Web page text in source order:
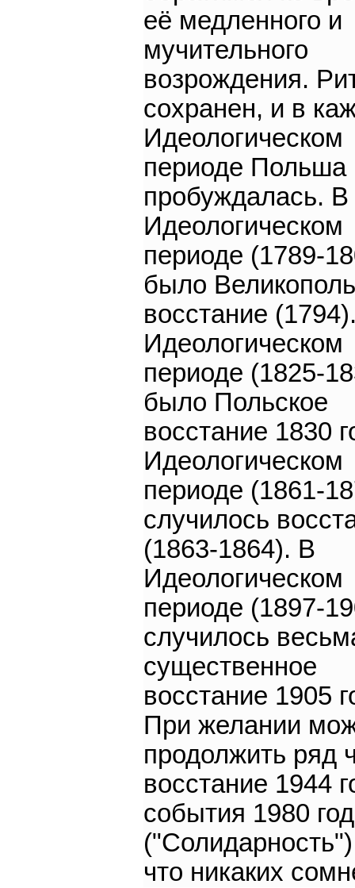
её медленного и
мучительного
возрождения.
сохранен, и в
Идеологическом
периоде Польша
пробуждалась. В
Идеологическом
периоде (1789-
было
восстание
Идеологическом
периоде (1825-
было Польское
восстание 1830
Идеологическом
периоде (1861-
случилось
(1863-1864). В
Идеологическом
периоде (1897-
случилось
существенное
восстание 1905
При желании
продолжить ряд
восстание 1944
события 1980
что никаких